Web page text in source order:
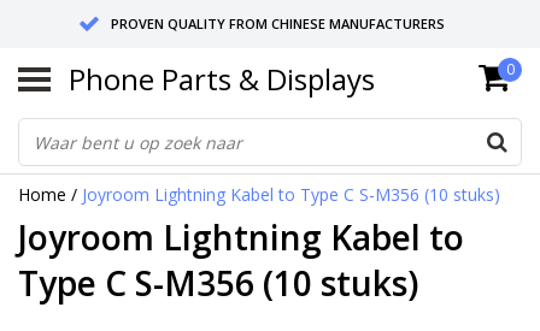
PROVEN QUALITY FROM CHINESE MANUFACTURERS
SEND RETURNS TO GERMANY OR NETHERLANDS
10 DAY SHIPPING
Phone Parts & Displays 0
Home / Joyroom Lightning Kabel to Type C S-M356 (10 stuks)
Joyroom Lightning Kabel to
Type C S-M356 (10 stuks)